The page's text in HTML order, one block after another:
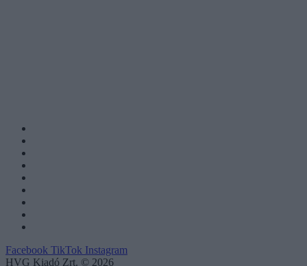
Facebook TikTok Instagram
HVG Kiadó Zrt. © 2026